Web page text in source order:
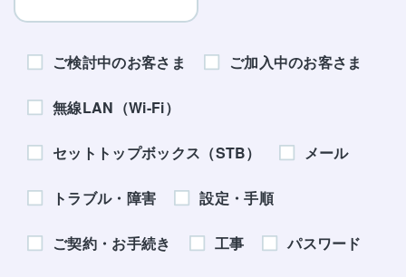
ご検討中のお客さま ご加入中のお客さま
無線LAN（Wi-Fi）
セットトップボックス（STB） メール
トラブル・障害 設定・手順
ご契約・お手続き 工事 パスワード